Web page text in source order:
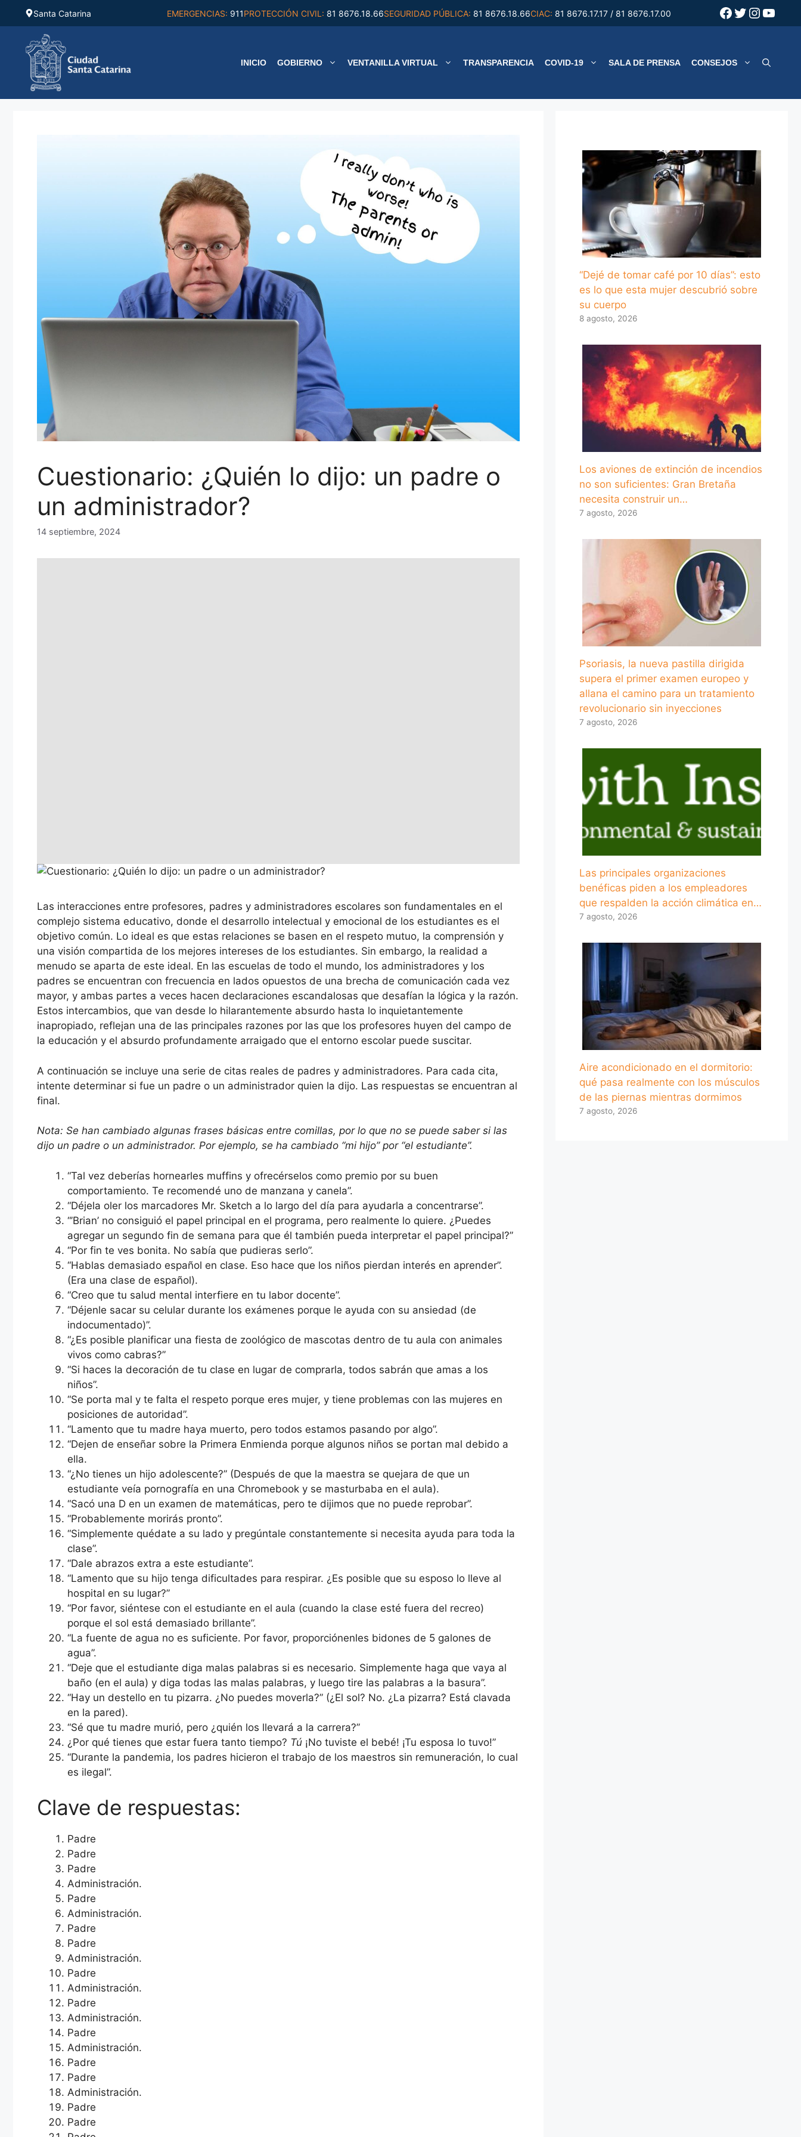
Saltar
contenido
Santa Catarina EMERGENCIAS: 911PROTECCIÓN CIVIL: 81 8676.18.66SEGURIDAD PÚBLICA: 81 8676.18.66CIAC: 81 8676.17.17 / 81 8676.17.00 Facebook
Twitter
INICIO GOBIERNO VENTANILLA VIRTUAL TRANSPARENCIA COVID-19 SALA DE PRENSA CONSEJOS
Cuestionario: ¿Quién lo dijo: un padre o
un administrador?
14 septiembre, 2024
Las interacciones entre profesores, padres y administradores escolares son fundamentales en el
complejo sistema educativo, donde el desarrollo intelectual y emocional de los estudiantes es el
objetivo común. Lo ideal es que estas relaciones se basen en el respeto mutuo, la comprensión y
una visión compartida de los mejores intereses de los estudiantes. Sin embargo, la realidad a
menudo se aparta de este ideal. En las escuelas de todo el mundo, los administradores y los
padres se encuentran con frecuencia en lados opuestos de una brecha de comunicación cada vez
mayor, y ambas partes a veces hacen declaraciones escandalosas que desafían la lógica y la razón.
Estos intercambios, que van desde lo hilarantemente absurdo hasta lo inquietantemente
inapropiado, reflejan una de las principales razones por las que los profesores huyen del campo de
la educación y el absurdo profundamente arraigado que el entorno escolar puede suscitar.
A continuación se incluye una serie de citas reales de padres y administradores. Para cada cita,
intente determinar si fue un padre o un administrador quien la dijo. Las respuestas se encuentran al
final.
Nota: Se han cambiado algunas frases básicas entre comillas, por lo que no se puede saber si las
dijo un padre o un administrador. Por ejemplo, se ha cambiado “mi hijo” por “el estudiante”.
“Tal vez deberías hornearles muffins y ofrecérselos como premio por su buen
comportamiento. Te recomendé uno de manzana y canela”.
“Déjela oler los marcadores Mr. Sketch a lo largo del día para ayudarla a concentrarse”.
“’Brian’ no consiguió el papel principal en el programa, pero realmente lo quiere. ¿Puedes
agregar un segundo fin de semana para que él también pueda interpretar el papel principal?”
“Por fin te ves bonita. No sabía que pudieras serlo”.
“Hablas demasiado español en clase. Eso hace que los niños pierdan interés en aprender”.
(Era una clase de español).
“Creo que tu salud mental interfiere en tu labor docente”.
“Déjenle sacar su celular durante los exámenes porque le ayuda con su ansiedad (de
indocumentado)”.
“¿Es posible planificar una fiesta de zoológico de mascotas dentro de tu aula con animales
vivos como cabras?”
“Si haces la decoración de tu clase en lugar de comprarla, todos sabrán que amas a los
niños”.
“Se porta mal y te falta el respeto porque eres mujer, y tiene problemas con las mujeres en
posiciones de autoridad”.
“Lamento que tu madre haya muerto, pero todos estamos pasando por algo”.
“Dejen de enseñar sobre la Primera Enmienda porque algunos niños se portan mal debido a
ella.
“¿No tienes un hijo adolescente?” (Después de que la maestra se quejara de que un
estudiante veía pornografía en una Chromebook y se masturbaba en el aula).
“Sacó una D en un examen de matemáticas, pero te dijimos que no puede reprobar”.
“Probablemente morirás pronto”.
“Simplemente quédate a su lado y pregúntale constantemente si necesita ayuda para toda la
clase”.
“Dale abrazos extra a este estudiante”.
“Lamento que su hijo tenga dificultades para respirar. ¿Es posible que su esposo lo lleve al
hospital en su lugar?”
“Por favor, siéntese con el estudiante en el aula (cuando la clase esté fuera del recreo)
porque el sol está demasiado brillante”.
“La fuente de agua no es suficiente. Por favor, proporciónenles bidones de 5 galones de
agua”.
“Deje que el estudiante diga malas palabras si es necesario. Simplemente haga que vaya al
baño (en el aula) y diga todas las malas palabras, y luego tire las palabras a la basura”.
“Hay un destello en tu pizarra. ¿No puedes moverla?” (¿El sol? No. ¿La pizarra? Está clavada
en la pared).
“Sé que tu madre murió, pero ¿quién los llevará a la carrera?”
¿Por qué tienes que estar fuera tanto tiempo? Tú ¡No tuviste el bebé! ¡Tu esposa lo tuvo!”
“Durante la pandemia, los padres hicieron el trabajo de los maestros sin remuneración, lo cual
es ilegal”.
Clave de respuestas:
Padre
Padre
Padre
Administración.
Padre
Administración.
Padre
Padre
Administración.
Padre
Administración.
Padre
Administración.
Padre
Administración.
Padre
Padre
Administración.
Padre
Padre
“Dejé de tomar café por 10 días”: esto
es lo que esta mujer descubrió sobre
su cuerpo
8 agosto, 2026
Los aviones de extinción de incendios
no son suficientes: Gran Bretaña
necesita construir un…
7 agosto, 2026
Psoriasis, la nueva pastilla dirigida
supera el primer examen europeo y
allana el camino para un tratamiento
revolucionario sin inyecciones
7 agosto, 2026
Las principales organizaciones
benéficas piden a los empleadores
que respalden la acción climática en…
7 agosto, 2026
Aire acondicionado en el dormitorio:
qué pasa realmente con los músculos
de las piernas mientras dormimos
7 agosto, 2026